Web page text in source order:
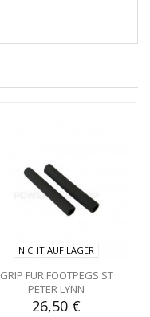
NICHT AUF LAGER
GRIP FÜR FOOTPEGS ST
PETER LYNN
26,50 €